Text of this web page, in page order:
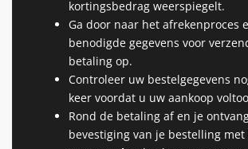
kortingsbedrag weerspiegelt.
Ga door naar het afrekenproces
benodigde gegevens voor
betaling op.
Controleer uw bestelgegevens
keer voordat u uw aankoop
Rond de betaling af en je
bevestiging van je bestelling